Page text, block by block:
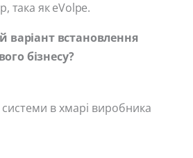
така як eVolpe.
варіант встановлення
бізнесу?
в хмарі виробника